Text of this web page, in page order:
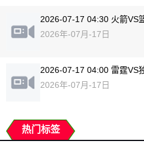
2026-07-17 04:30 火箭VS
2026年-07月-17日
2026-07-17 04:00 雷霆VS
2026年-07月-17日
热门标签